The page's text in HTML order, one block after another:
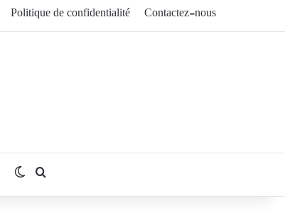
Politique de confidentialité Contactez-nous
Switch skin